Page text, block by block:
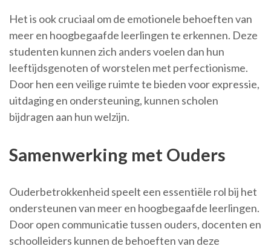
Het is ook cruciaal om de emotionele behoeften van
meer en hoogbegaafde leerlingen te erkennen. Deze
studenten kunnen zich anders voelen dan hun
leeftijdsgenoten of worstelen met perfectionisme.
Door hen een veilige ruimte te bieden voor expressie,
uitdaging en ondersteuning, kunnen scholen
bijdragen aan hun welzijn.
Samenwerking met Ouders
Ouderbetrokkenheid speelt een essentiële rol bij het
ondersteunen van meer en hoogbegaafde leerlingen.
Door open communicatie tussen ouders, docenten en
schoolleiders kunnen de behoeften van deze